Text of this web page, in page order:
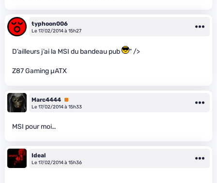
typhoon006
Le 17/02/2014 à 15h27
D’ailleurs j’ai la MSI du bandeau pub " />
Z87 Gaming µATX
Marc4444 Premium
Le 17/02/2014 à 15h33
MSI pour moi…
Ideal
Le 17/02/2014 à 15h36